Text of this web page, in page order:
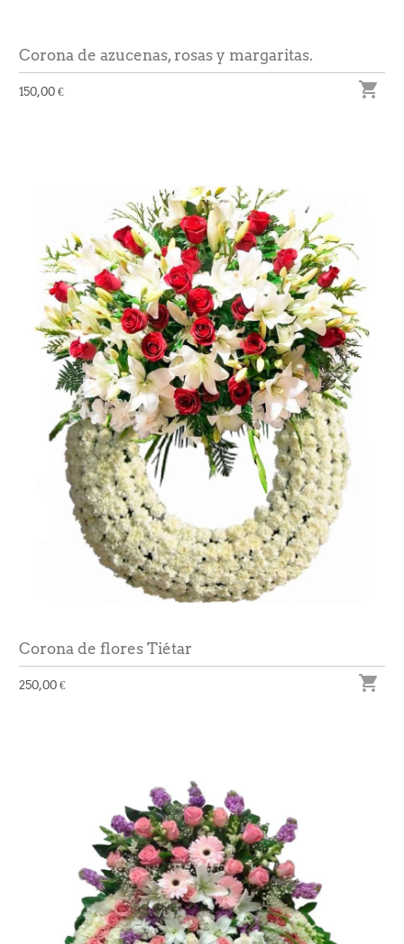
Corona de azucenas, rosas y margaritas.
150,00 € 
Corona de flores Tiétar
250,00 € 